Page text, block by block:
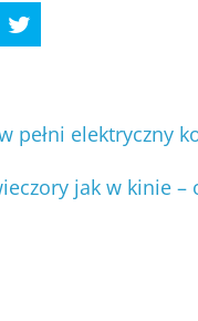
pełni elektryczny
jak w kinie